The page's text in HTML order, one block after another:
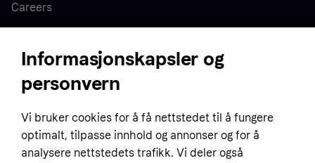
Careers
Press
Home
Customer service
Terms & conditions
Business
Informasjonskapsler og
personvern
Vi bruker cookies for å få nettstedet til å fungere
optimalt, tilpasse innhold og annonser og for å
analysere nettstedets trafikk. Vi deler også